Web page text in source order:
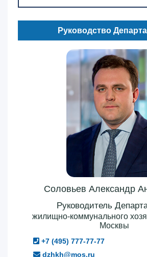
Руководство
Соловьев Александр
Руководитель
жилищно-коммунального
Москвы
+7 (495) 777-77-77
dzhkh@mos.ru